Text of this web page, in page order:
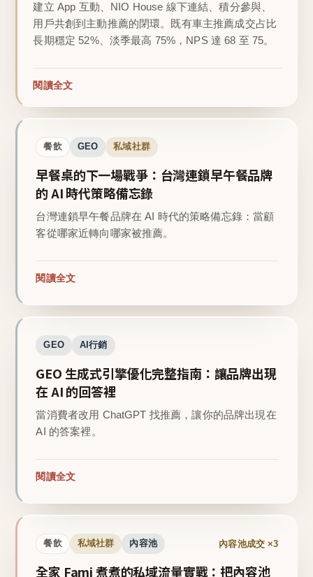
建立 App 互動、NIO House 線下連結、積分參與、
用戶共創到主動推薦的閉環。既有車主推薦成交占比
長期穩定 52%、淡季最高 75%，NPS 達 68 至 75。
閱讀全文
餐飲 GEO 私域社群
早餐桌的下一場戰爭：台灣連鎖早午餐品牌
的 AI 時代策略備忘錄
台灣連鎖早午餐品牌在 AI 時代的策略備忘錄：當顧
客從哪家近轉向哪家被推薦。
閱讀全文
GEO AI行銷
GEO 生成式引擎優化完整指南：讓品牌出現
在 AI 的回答裡
當消費者改用 ChatGPT 找推薦，讓你的品牌出現在
AI 的答案裡。
閱讀全文
餐飲 私域社群 內容池 內容池成交 ×3
全家 Fami 煮煮的私域流量實戰：把內容池